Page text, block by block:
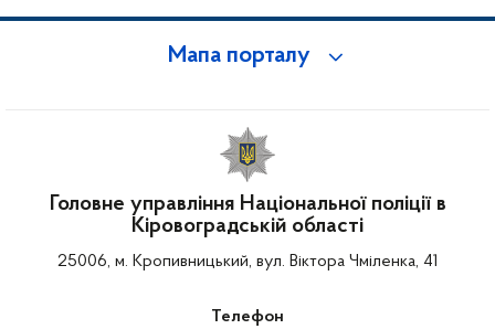
Мапа порталу
Головне управління Національної поліції в
Кіровоградській області
25006, м. Кропивницький, вул. Віктора Чміленка, 41
Телефон